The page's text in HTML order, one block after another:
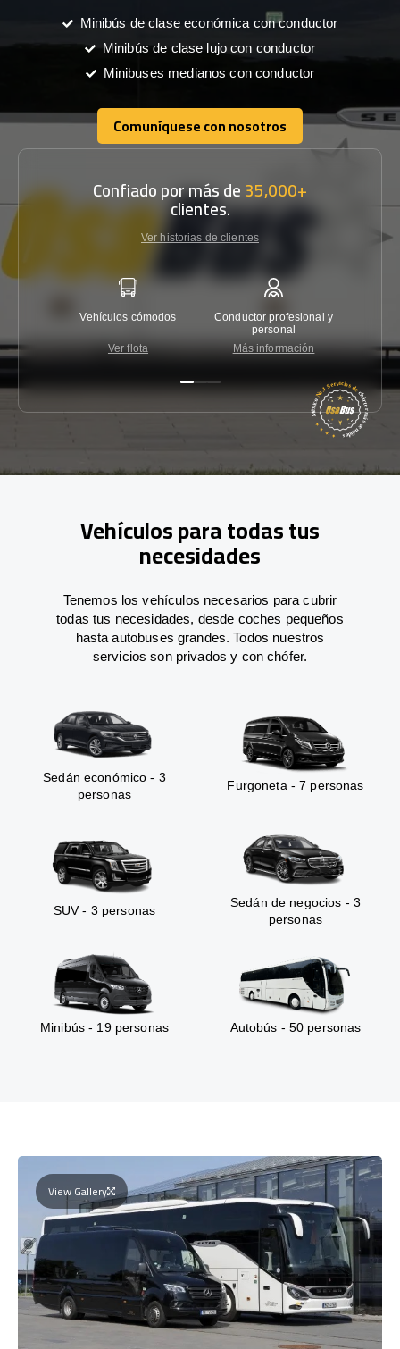
Minibús de clase económica con conductor
Minibús de clase lujo con conductor
Minibuses medianos con conductor
Comuníquese con nosotros
Comuníquese con nosotros
Confiado por más de35,000+
clientes.
Ver historias de clientes
Vehículos cómodos
Ver flota
Conductor profesional y
personal
Más información
Vehículos para todas tus
necesidades
Tenemos los vehículos necesarios para cubrir
todas tus necesidades, desde coches pequeños
hasta autobuses grandes. Todos nuestros
servicios son privados y con chófer.
Sedán económico - 3
personas
Furgoneta - 7 personas
SUV - 3 personas
Sedán de negocios - 3
personas
Minibús - 19 personas Autobús - 50 personas
View Gallery